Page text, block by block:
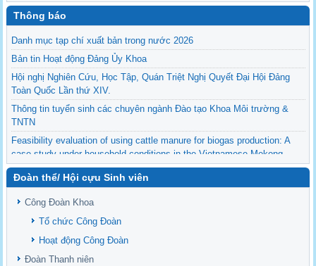
Thông báo
Danh mục tạp chí xuất bản trong nước 2026
Bản tin Hoạt động Đảng Ủy Khoa
Hội nghị Nghiên Cứu, Học Tập, Quán Triệt Nghị Quyết Đại Hội Đảng
Toàn Quốc Lần thứ XIV.
Thông tin tuyển sinh các chuyên ngành Đào tạo Khoa Môi trường &
TNTN
Feasibility evaluation of using cattle manure for biogas production: A
case study under household conditions in the Vietnamese Mekong
Delta
Sediment properties in flood-based farming systems in the Vietnamese
upstream Mekong Delta
Danh mục tạp chí xuất bản Quốc Tế 2026
Danh Mục các Đề Tài NCKH cấp Tỉnh năm 2024
Văn bản - Quy định
Đoàn thể/ Hội cựu Sinh viên
Công Đoàn Khoa
Tổ chức Công Đoàn
Hoạt động Công Đoàn
Đoàn Thanh niên